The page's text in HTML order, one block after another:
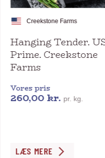
Creekstone Farms
Hanging Tender.
Prime. Creekstone
Farms
Vores pris
260,00kr. pr. kg.
Dette
LÆS MERE